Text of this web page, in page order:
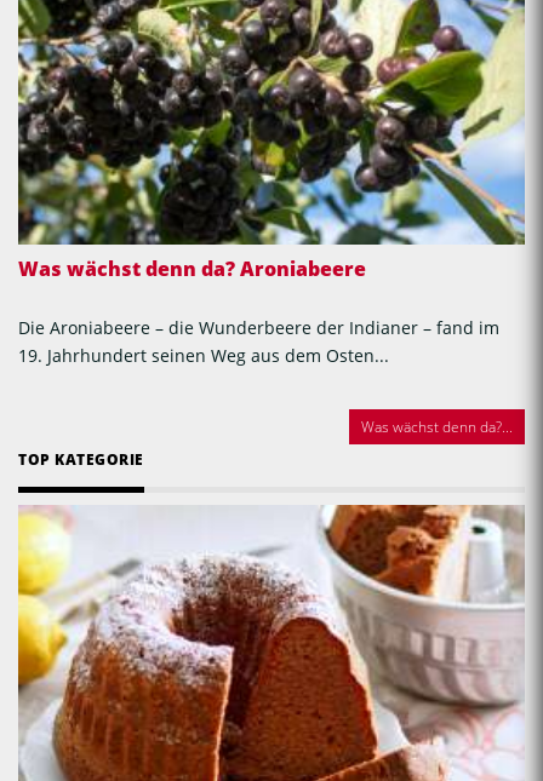
Was wächst denn da? Aroniabeere
Die Aroniabeere – die Wunderbeere der Indianer – fand im
19. Jahrhundert seinen Weg aus dem Osten...
Was wächst denn da?...
TOP KATEGORIE